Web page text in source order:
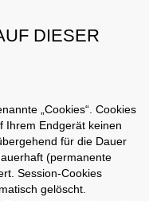
DIESER
„Cookies“. Cookies
Ihrem Endgerät keinen
für die Dauer
(permanente
Session-Cookies
gelöscht.